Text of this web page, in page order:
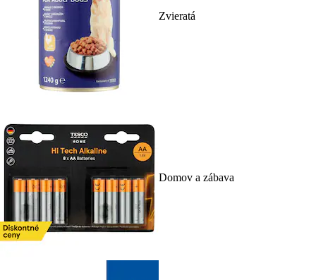
Zvieratá
Domov a zábava